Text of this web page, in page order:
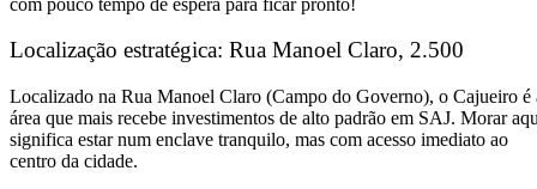
Localização estratégica: Rua Manoel Claro, 2.500
Localizado na Rua Manoel Claro (Campo do Governo), o Cajueiro é
área que mais recebe investimentos de alto padrão em SAJ. Morar
significa estar num enclave tranquilo, mas com acesso imediato ao
centro da cidade.